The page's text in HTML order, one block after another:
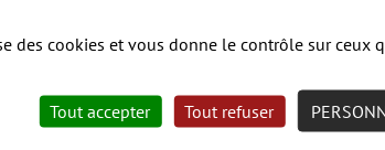
des cookies et vous donne le contrôle sur ceux
Tout accepter Tout refuser